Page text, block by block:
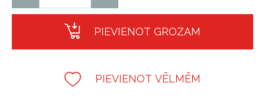
PIEVIENOT GROZAM
PIEVIENOT VĒLMĒM